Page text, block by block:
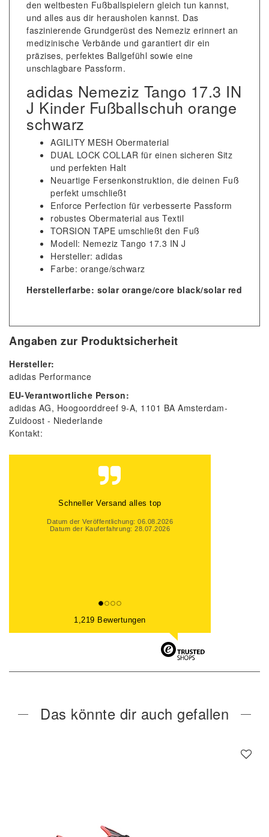
den weltbesten Fußballspielern gleich tun kannst,
und alles aus dir herausholen kannst. Das
faszinierende Grundgerüst des Nemeziz erinnert an
medizinische Verbände und garantiert dir ein
präzises, perfektes Ballgefühl sowie eine
unschlagbare Passform.
adidas Nemeziz Tango 17.3 IN
J Kinder Fußballschuh orange
schwarz
AGILITY MESH Obermaterial
DUAL LOCK COLLAR für einen sicheren Sitz
und perfekten Halt
Neuartige Fersenkonstruktion, die deinen Fuß
perfekt umschließt
Enforce Perfection für verbesserte Passform
robustes Obermaterial aus Textil
TORSION TAPE umschließt den Fuß
Modell: Nemeziz Tango 17.3 IN J
Hersteller: adidas
Farbe: orange/schwarz
Herstellerfarbe: solar orange/core black/solar red
Angaben zur Produktsicherheit
Hersteller:
adidas Performance
EU-Verantwortliche Person:
adidas AG Hoogoorddreef 9-A 1101 BA Amsterdam-
Zuidoost
Niederlande
Kontakt:
Schneller Versand alles top
Datum der Veröffentlichung: 06.08.2026
Datum der Kauferfahrung: 28.07.2026
1,219 Bewertungen
Das könnte dir auch gefallen